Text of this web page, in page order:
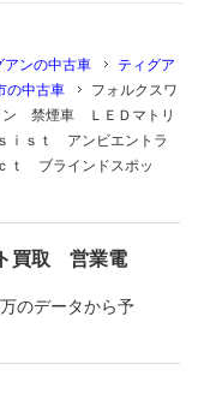
アンの中古車
ティグア
の中古車
フォルクスワ
ン 禁煙車 ＬＥＤマトリ
ｉｓｔ アンビエントラ
ｔ ブラインドスポッ
買取 営業電
のデータから予